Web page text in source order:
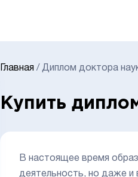
Главная /Диплом доктора
Купить
В настоящее время
деятельность, но даже и